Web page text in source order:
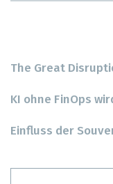
The Great
KI ohne FinOps
Einfluss der